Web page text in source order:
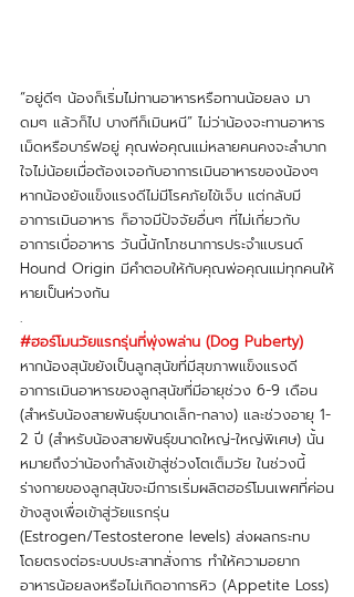
“อยู่ดีๆ น้องก็เริ่มไม่ทานอาหารหรือทานน้อยลง มา
ดมๆ แล้วก็ไป บางทีก็เมินหนี” ไม่ว่าน้องจะทานอาหาร
เม็ดหรือบาร์ฟอยู่ คุณพ่อคุณแม่หลายคนคงจะลำบาก
ใจไม่น้อยเมื่อต้องเจอกับอาการเมินอาหารของน้องๆ
หากน้องยังแข็งแรงดีไม่มีโรคภัยไข้เจ็บ แต่กลับมี
อาการเมินอาหาร ก็อาจมีปัจจัยอื่นๆ ที่ไม่เกี่ยวกับ
อาการเบื่ออาหาร วันนี้นักโภชนาการประจำแบรนด์
Hound Origin มีคำตอบให้กับคุณพ่อคุณแม่ทุกคนให้
หายเป็นห่วงกัน
.
#ฮอร์โมนวัยแรกรุ่นที่พุ่งพล่าน (Dog Puberty)
หากน้องสุนัขยังเป็นลูกสุนัขที่มีสุขภาพแข็งแรงดี
อาการเมินอาหารของลูกสุนัขที่มีอายุช่วง 6-9 เดือน
(สำหรับน้องสายพันธุ์ขนาดเล็ก-กลาง) และช่วงอายุ 1-
2 ปี (สำหรับน้องสายพันธุ์ขนาดใหญ่-ใหญ่พิเศษ) นั้น
หมายถึงว่าน้องกำลังเข้าสู่ช่วงโตเต็มวัย ในช่วงนี้
ร่างกายของลูกสุนัขจะมีการเริ่มผลิตฮอร์โมนเพศที่ค่อน
ข้างสูงเพื่อเข้าสู่วัยแรกรุ่น
(Estrogen/Testosterone levels) ส่งผลกระทบ
โดยตรงต่อระบบประสาทสั่งการ ทำให้ความอยาก
อาหารน้อยลงหรือไม่เกิดอาการหิว (Appetite Loss)